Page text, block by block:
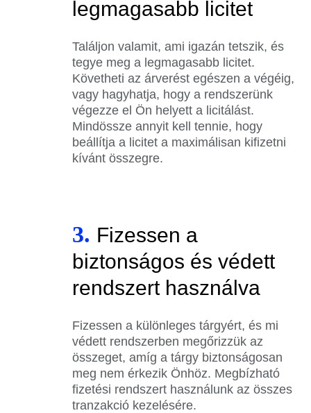
legmagasabb licitet
Találjon valamit, ami igazán tetszik, és
tegye meg a legmagasabb licitet.
Követheti az árverést egészen a végéig,
vagy hagyhatja, hogy a rendszerünk
végezze el Ön helyett a licitálást.
Mindössze annyit kell tennie, hogy
beállítja a licitet a maximálisan kifizetni
kívánt összegre.
3. Fizessen a
biztonságos és védett
rendszert használva
Fizessen a különleges tárgyért, és mi
védett rendszerben megőrizzük az
összeget, amíg a tárgy biztonságosan
meg nem érkezik Önhöz. Megbízható
fizetési rendszert használunk az összes
tranzakció kezelésére.